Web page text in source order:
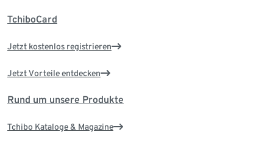
TchiboCard
Jetzt kostenlos registrieren
Jetzt Vorteile entdecken
Rund um unsere Produkte
Tchibo Kataloge & Magazine